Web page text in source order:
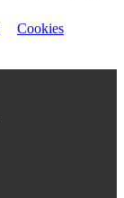
Cookies